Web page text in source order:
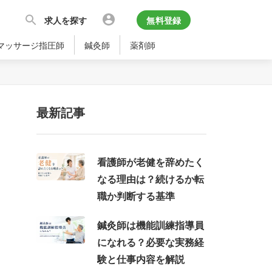
求人を探す 無料登録
ッサージ指圧師 鍼灸師 薬剤師
最新記事
看護師が老健を辞めたく
なる理由は？続けるか転
職か判断する基準
鍼灸師は機能訓練指導員
になれる？必要な実務経
験と仕事内容を解説